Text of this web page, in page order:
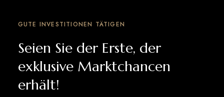
GUTE INVESTITIONEN TÄTIGEN
Seien Sie der Erste, der
exklusive Marktchancen
erhält!